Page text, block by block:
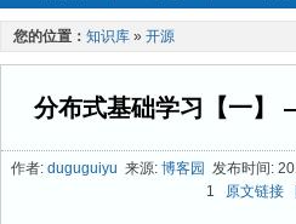
手机开发 软件工程
最新文章
您的位置： 知识库 » 开源
分布式基础学习【一
作者: duguguiyu 来源: 博客园 发布时间:
1
原文链接